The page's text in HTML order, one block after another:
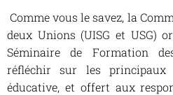
Comme vous le savez, la
deux Unions (UISG et USG)
Séminaire de Formation
réfléchir sur les
éducative, et offert aux